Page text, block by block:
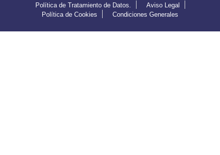
Política de Tratamiento de Datos.
Aviso Legal
Política de Cookies
Condiciones Generales